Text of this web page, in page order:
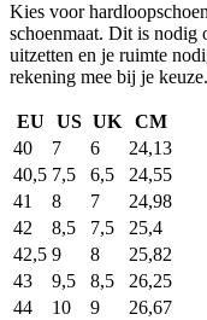
Kies voor
schoenmaat. Dit is nodig
uitzetten en je ruimte
rekening mee bij je keuze.
EU US UK
CM
40
7 6
24,13
40,5 7,5 6,5
24,55
41
8 7
24,98
42
8,5 7,5
25,4
42,5 9 8
25,82
43
9,5 8,5
26,25
44
10 9
26,67